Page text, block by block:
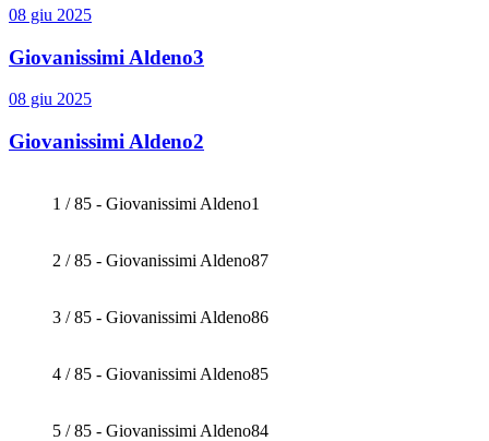
08 giu 2025
Giovanissimi Aldeno3
08 giu 2025
Giovanissimi Aldeno2
1 / 85 - Giovanissimi Aldeno1
2 / 85 - Giovanissimi Aldeno87
3 / 85 - Giovanissimi Aldeno86
4 / 85 - Giovanissimi Aldeno85
5 / 85 - Giovanissimi Aldeno84